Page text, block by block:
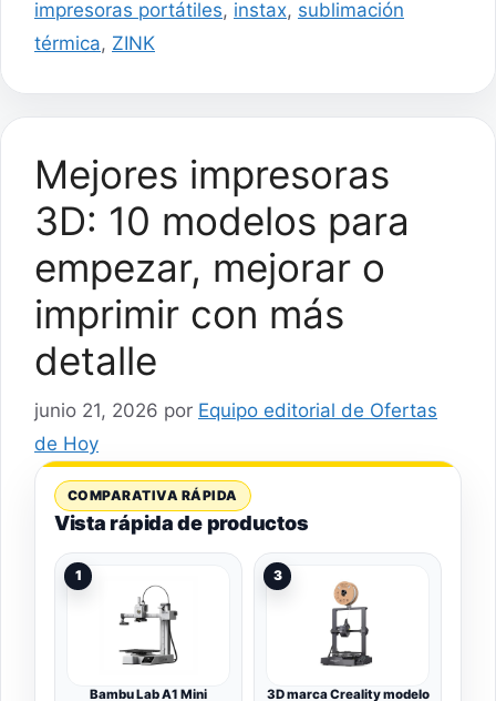
impresoras portátiles, instax, sublimación
térmica, ZINK
Mejores impresoras
3D: 10 modelos para
empezar, mejorar o
imprimir con más
detalle
junio 21, 2026 por Equipo editorial de Ofertas
de Hoy
COMPARATIVA RÁPIDA
Vista rápida de productos
1
Bambu Lab A1 Mini
3
3D marca Creality modelo